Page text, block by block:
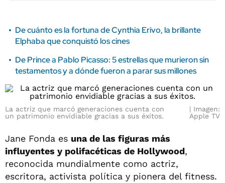
De cuánto es la fortuna de Cynthia Erivo, la brillante
Elphaba que conquistó los cines
De Prince a Pablo Picasso: 5 estrellas que murieron sin
testamentos y a dónde fueron a parar sus millones
La actriz que marcó generaciones cuenta con
un patrimonio envidiable gracias a sus éxitos.
Imagen:
Apple TV
Jane Fonda es una de las figuras más
influyentes y polifacéticas de Hollywood,
reconocida mundialmente como actriz,
escritora, activista política y pionera del fitness.